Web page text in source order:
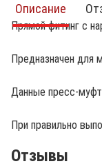
Описание
Прямой фитинг с
Предназначен для
Данные пресс-
При правильно
Отзывы